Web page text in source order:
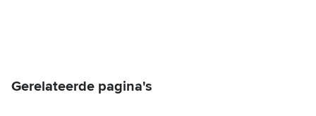
Gerelateerde pagina's